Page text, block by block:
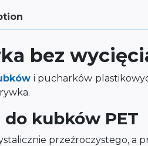
bez
i pucharków
kubków PET
przeźroczystego, a